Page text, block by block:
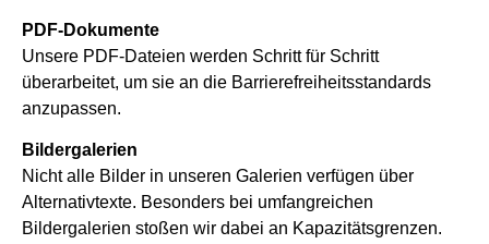
PDF-Dokumente
Unsere PDF-Dateien werden Schritt für Schritt
überarbeitet, um sie an die Barrierefreiheitsstandards
anzupassen.
Bildergalerien
Nicht alle Bilder in unseren Galerien verfügen über
Alternativtexte. Besonders bei umfangreichen
Bildergalerien stoßen wir dabei an Kapazitätsgrenzen.